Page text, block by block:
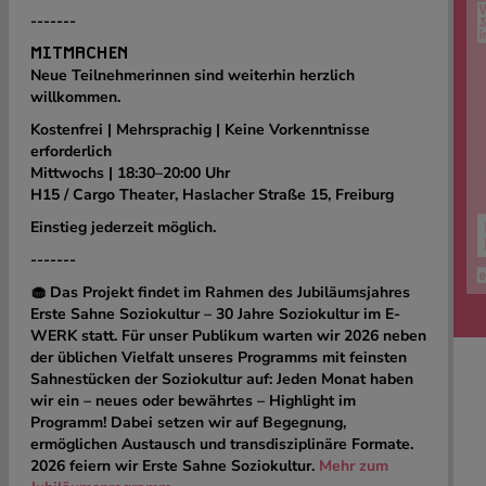
-------
MITMACHEN
Neue Teilnehmerinnen sind weiterhin herzlich
willkommen.
Kostenfrei | Mehrsprachig | Keine Vorkenntnisse
erforderlich
Mittwochs | 18:30–20:00 Uhr
H15 / Cargo Theater, Haslacher Straße 15, Freiburg
Einstieg jederzeit möglich.
-------
🧁 Das Projekt findet im Rahmen des Jubiläumsjahres
Erste Sahne Soziokultur – 30 Jahre Soziokultur im E-
WERK statt. Für unser Publikum warten wir 2026 neben
der üblichen Vielfalt unseres Programms mit feinsten
Sahnestücken der Soziokultur auf: Jeden Monat haben
wir ein – neues oder bewährtes – Highlight im
Programm! Dabei setzen wir auf Begegnung,
ermöglichen Austausch und transdisziplinäre Formate.
2026 feiern wir Erste Sahne Soziokultur. Mehr zum